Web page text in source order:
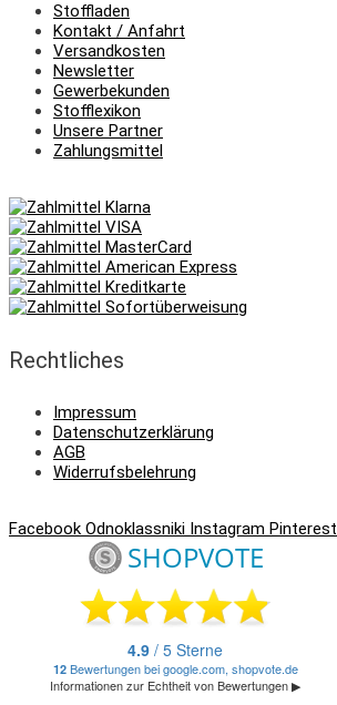
Stoffladen
Kontakt / Anfahrt
Versandkosten
Newsletter
Gewerbekunden
Stofflexikon
Unsere Partner
Zahlungsmittel
Rechtliches
Impressum
Datenschutzerklärung
AGB
Widerrufsbelehrung
Facebook Odnoklassniki Instagram Pinterest